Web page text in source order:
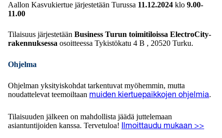
Aallon Kasvukiertue järjestetään Turussa 11.12.2024 klo 9.00-
11.00
Tilaisuus järjestetään Business Turun toimitiloissa ElectroCity-
rakennuksessa osoitteessa Tykistökatu 4 B , 20520 Turku.
Ohjelma
Ohjelman yksityiskohdat tarkentuvat myöhemmin, mutta
noudattelevat teemoiltaan muiden kiertuepaikkojen ohjelmia.
Tilaisuuden jälkeen on mahdollista jäädä juttelemaan
asiantuntijoiden kanssa. Tervetuloa! Ilmoittaudu mukaan >>